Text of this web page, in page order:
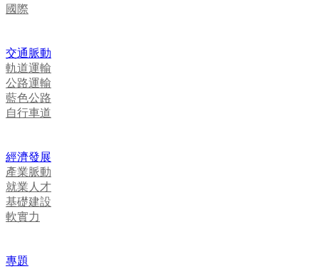
國際
交通脈動
軌道運輸
公路運輸
藍色公路
自行車道
經濟發展
產業脈動
就業人才
基礎建設
軟實力
專題